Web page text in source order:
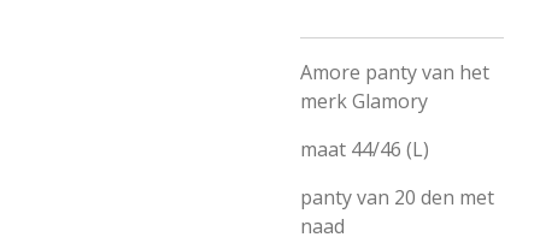
Amore panty van het
merk Glamory
maat 44/46 (L)
panty van 20 den met
naad